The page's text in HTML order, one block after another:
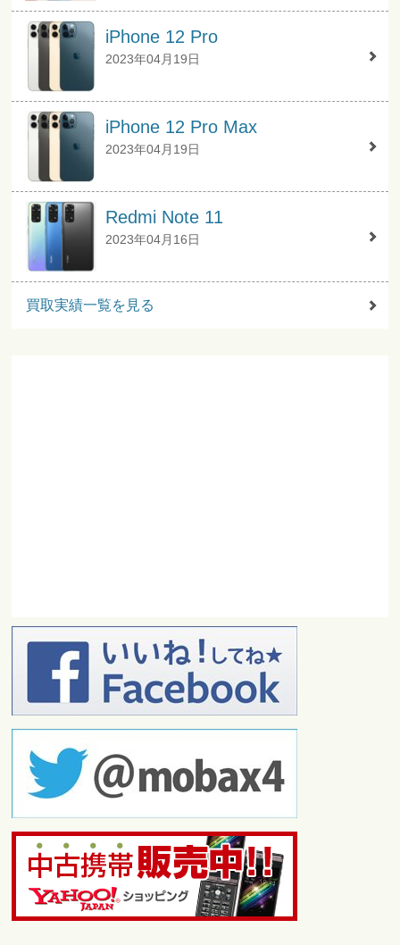
iPhone 12 Pro
2023年04月19日
iPhone 12 Pro Max
2023年04月19日
Redmi Note 11
2023年04月16日
買取実績一覧を見る